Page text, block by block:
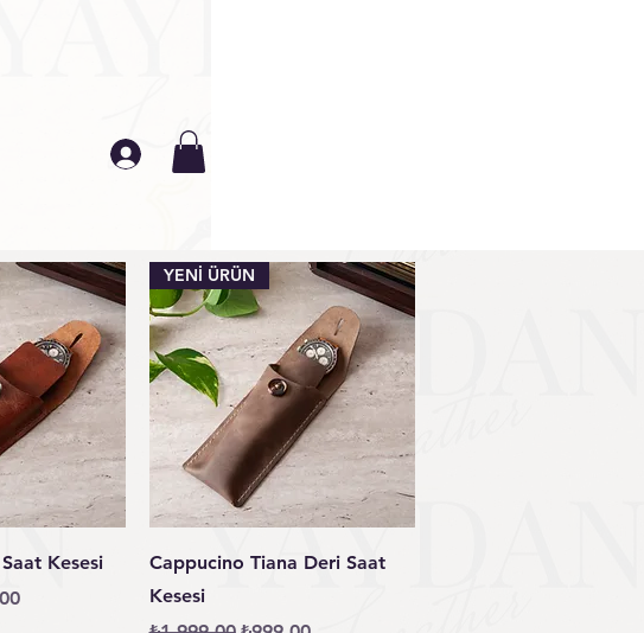
Kesesi
Fiyat
Hızlı Bakış
YENİ ÜRÜN
Cappucino Tiana Deri Saat
Kesesi